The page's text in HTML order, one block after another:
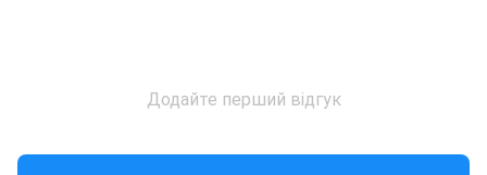
Додайте перший відгук